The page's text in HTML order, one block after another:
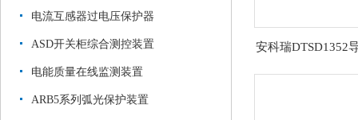
电流互感器过电压保护器
ASD开关柜综合测控装置
电能质量在线监测装置
ARB5系列弧光保护装置
安科瑞DTSD1352